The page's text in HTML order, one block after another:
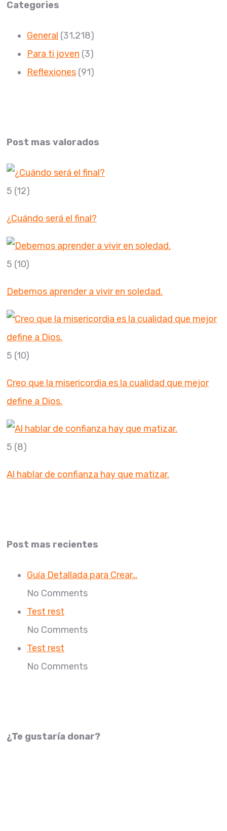
Categories
General (31,218)
Para ti joven (3)
Reflexiones (91)
Post mas valorados
5 (12)
¿Cuándo será el final?
5 (10)
Debemos aprender a vivir en soledad.
5 (10)
Creo que la misericordia es la cualidad que mejor
define a Dios.
5 (8)
Al hablar de confianza hay que matizar.
Post mas recientes
Guía Detallada para Crear…
No Comments
Test rest
No Comments
Test rest
No Comments
¿Te gustaría donar?